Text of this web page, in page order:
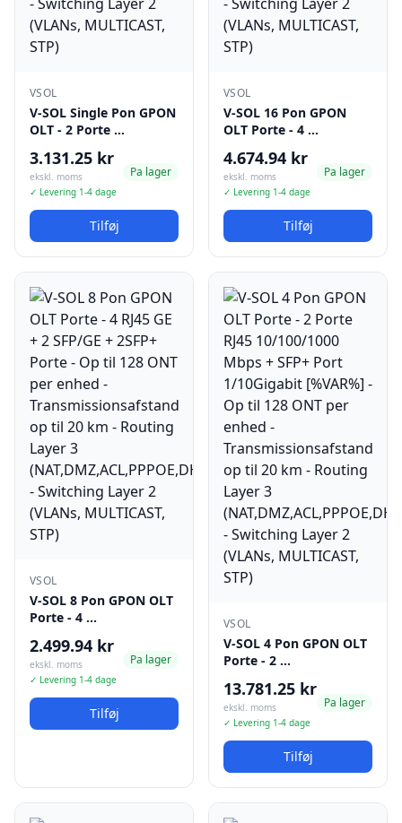
VSOL
V-SOL Single Pon GPON
OLT - 2 Porte …
3.131.25 kr
ekskl. moms
✓ Levering 1-4 dage
Pa lager
Tilføj
VSOL
V-SOL 16 Pon GPON
OLT Porte - 4 …
4.674.94 kr
ekskl. moms
✓ Levering 1-4 dage
Pa lager
Tilføj
VSOL
V-SOL 8 Pon GPON OLT
Porte - 4 …
2.499.94 kr
ekskl. moms
✓ Levering 1-4 dage
Pa lager
Tilføj
VSOL
V-SOL 4 Pon GPON OLT
Porte - 2 …
13.781.25 kr
ekskl. moms
✓ Levering 1-4 dage
Pa lager
Tilføj